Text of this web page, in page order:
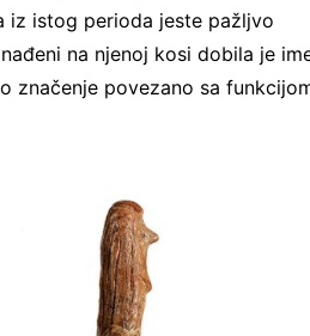
iz istog perioda jeste pažljvo
na njenoj kosi dobila je
značenje povezano sa